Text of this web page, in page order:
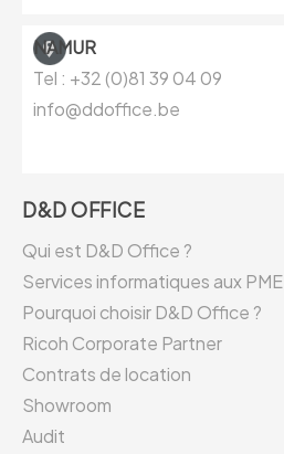
NAMUR
Tel : +32 (0)81 39 04 09
info@ddoffice.be
D&D OFFICE
Qui est D&D Office ?
Services informatiques aux PME
Pourquoi choisir D&D Office ?
Ricoh Corporate Partner
Contrats de location
Showroom
Audit